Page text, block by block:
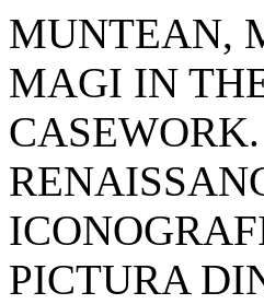
MUNTEAN,
MAGI IN
PICTURA